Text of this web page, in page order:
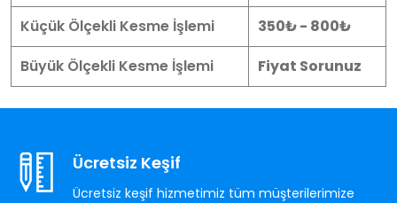
Küçük Ölçekli Kesme İşlemi
350₺ - 800₺
Büyük Ölçekli Kesme İşlemi
Fiyat Sorunuz
Ücretsiz Keşif
Ücretsiz keşif hizmetimiz tüm müşterilerimize